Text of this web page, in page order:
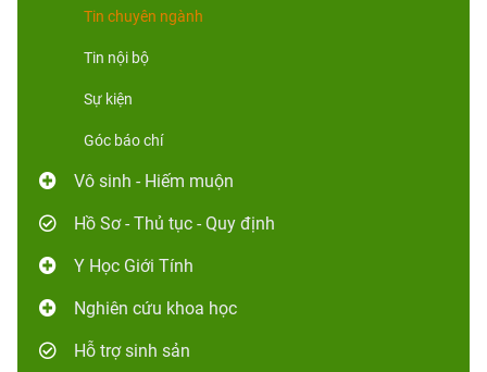
Tin chuyên ngành
Tin nội bộ
Sự kiện
Góc báo chí
Vô sinh - Hiếm muộn
Hồ Sơ - Thủ tục - Quy định
Y Học Giới Tính
Nghiên cứu khoa học
Hỗ trợ sinh sản